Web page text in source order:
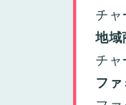
チャ
地域
チャ
ファ